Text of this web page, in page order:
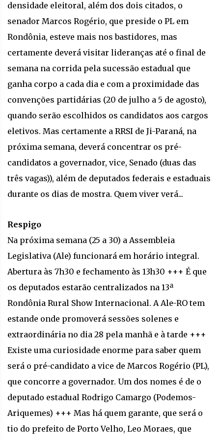
densidade eleitoral, além dos dois citados, o
senador Marcos Rogério, que preside o PL em
Rondônia, esteve mais nos bastidores, mas
certamente deverá visitar lideranças até o final de
semana na corrida pela sucessão estadual que
ganha corpo a cada dia e com a proximidade das
convenções partidárias (20 de julho a 5 de agosto),
quando serão escolhidos os candidatos aos cargos
eletivos. Mas certamente a RRSI de Ji-Paraná, na
próxima semana, deverá concentrar os pré-
candidatos a governador, vice, Senado (duas das
três vagas)), além de deputados federais e estaduais
durante os dias de mostra. Quem viver verá...
Respigo
Na próxima semana (25 a 30) a Assembleia
Legislativa (Ale) funcionará em horário integral.
Abertura às 7h30 e fechamento às 13h30 +++ É que
os deputados estarão centralizados na 13ª
Rondônia Rural Show Internacional. A Ale-RO tem
estande onde promoverá sessões solenes e
extraordinária no dia 28 pela manhã e à tarde +++
Existe uma curiosidade enorme para saber quem
será o pré-candidato a vice de Marcos Rogério (PL),
que concorre a governador. Um dos nomes é de o
deputado estadual Rodrigo Camargo (Podemos-
Ariquemes) +++ Mas há quem garante, que será o
tio do prefeito de Porto Velho, Leo Moraes, que